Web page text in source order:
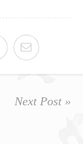
Next Post »